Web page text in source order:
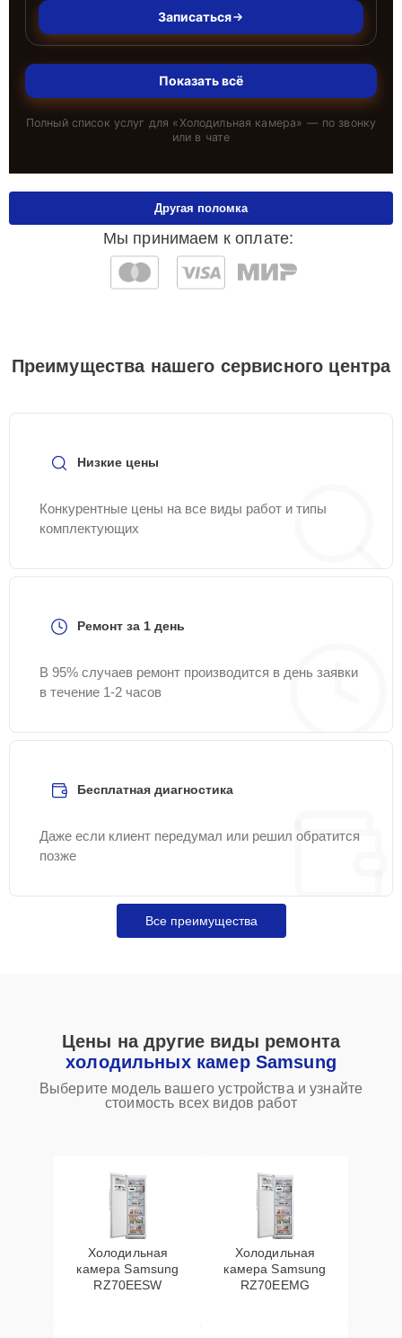
Записаться
Показать всё
Полный список услуг для «Холодильная камера» — по звонку
или в чате
Мы принимаем к оплате:
Другая поломка
Преимущества нашего сервисного центра
Низкие цены
Конкурентные цены на все виды работ и типы
комплектующих
Ремонт за 1 день
В 95% случаев ремонт производится в день заявки
в течение 1-2 часов
Бесплатная диагностика
Даже если клиент передумал или решил обратится
позже
Все преимущества
Цены на другие виды ремонта
холодильных камер Samsung
Выберите модель вашего устройства и узнайте
стоимость всех видов работ
Холодильная
камера Samsung
RZ70EESW
Холодильная
камера Samsung
RZ70EEMG